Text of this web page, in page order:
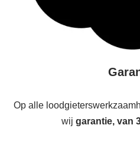
Op alle
wij garantie, van